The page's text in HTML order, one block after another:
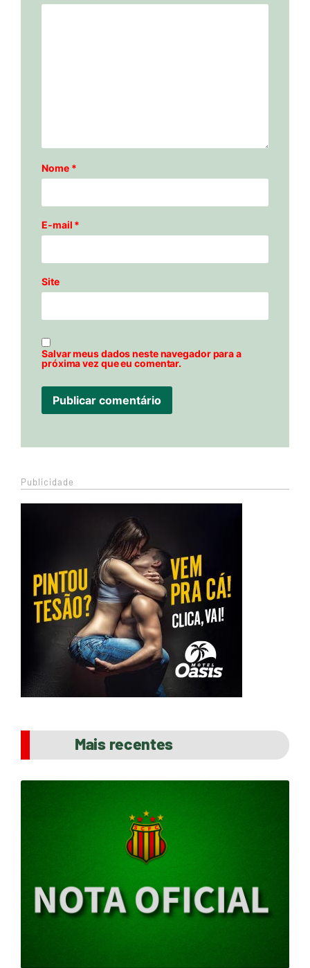
Nome *
E-mail *
Site
Salvar meus dados neste navegador para a
próxima vez que eu comentar.
Publicidade
Mais recentes